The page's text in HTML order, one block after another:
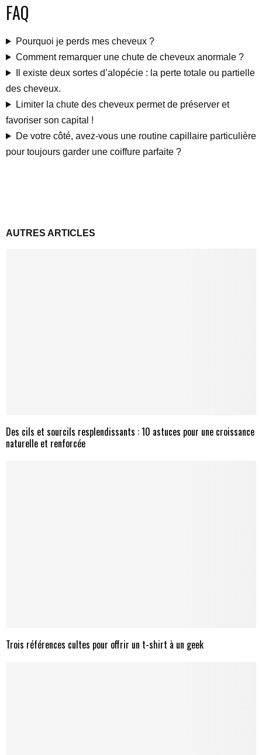
FAQ
Pourquoi je perds mes cheveux ?
Comment remarquer une chute de cheveux anormale ?
Il existe deux sortes d’alopécie : la perte totale ou partielle
des cheveux.
Limiter la chute des cheveux permet de préserver et
favoriser son capital !
De votre côté, avez-vous une routine capillaire particulière
pour toujours garder une coiffure parfaite ?
AUTRES ARTICLES
Des cils et sourcils resplendissants : 10 astuces pour une croissance
naturelle et renforcée
Trois références cultes pour offrir un t-shirt à un geek